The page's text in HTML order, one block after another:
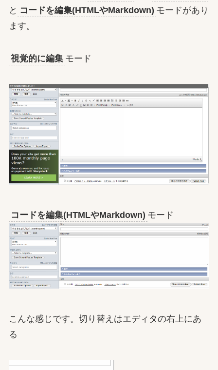
と コードを編集(HTMLやMarkdown) モードがあり
ます。
視覚的に編集 モード
コードを編集(HTMLやMarkdown) モード
こんな感じです。切り替えはエディタの右上にあ
る